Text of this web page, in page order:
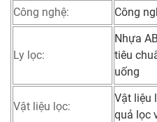
Công nghệ:
Công
Ly lọc:
Nhựa
tiêu
uống
Vật liệu lọc:
Vật liệu
quả lọc